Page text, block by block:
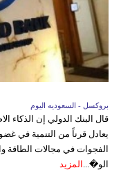
بروكسل - السعوديه اليوم
قال البنك الدولي إن الذكاء
يعادل قرناً من التنمية في
الفجوات في مجالات الطاقة
الو�...
المزيد